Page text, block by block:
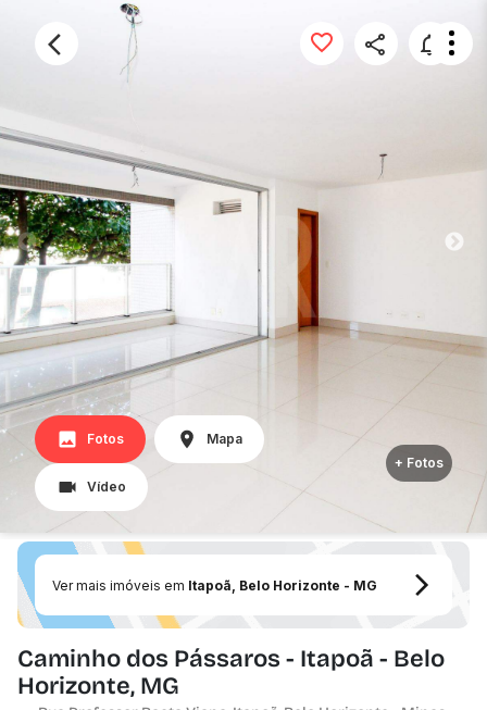
Fotos Mapa
Vídeo
+ Fotos
Ver mais imóveis em Itapoã, Belo Horizonte - MG
Caminho dos Pássaros - Itapoã - Belo
Horizonte, MG